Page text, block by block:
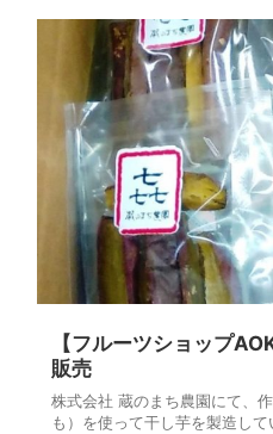
【フルーツショップ
販売
株式会社 蔵のまち農園にて、
も）を使って干し芋を製造し